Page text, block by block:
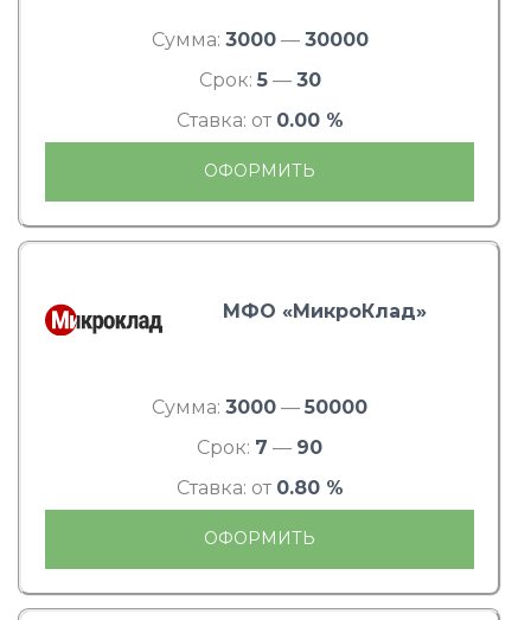
Сумма: 3000— 30000
Срок: 5— 30
Ставка: от 0.00 %
ОФОРМИТЬ
МФО «МикроКлад»
Сумма: 3000 — 50000
Срок: 7 — 90
Ставка: от 0.80 %
ОФОРМИТЬ